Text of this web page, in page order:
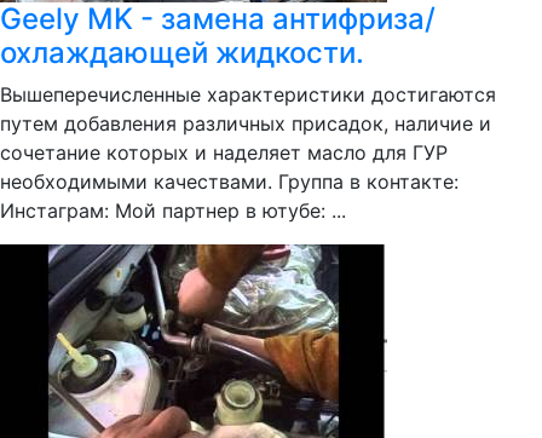
Geely MK - замена антифриза/
охлаждающей жидкости.
Вышеперечисленные характеристики достигаются
путем добавления различных присадок, наличие и
сочетание которых и наделяет масло для ГУР
необходимыми качествами. Группа в контакте:
Инстаграм: Мой партнер в ютубе: ...